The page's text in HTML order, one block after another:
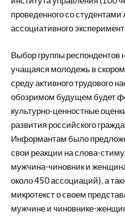
проведенного со студентами
ассоциативного
Выбор группы респондентов
учащаяся молодежь в
среду активного трудового
обозримом будущем будет
культурно-ценностные
развития российского
Информантам было
свои реакции на слова-
мужчина-чиновник и
около 450 ассоциаций), а
микротекст о своем
мужчине и чиновнике-